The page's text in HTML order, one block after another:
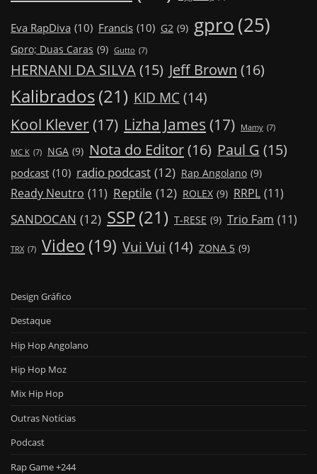
Eva RapDiva (10) Francis (10) G2 (9) gpro(25)
Gpro; Duas Caras (9) Gutto (7)
HERNANI DA SILVA(15) Jeff Brown (16)
Kalibrados(21) KID MC (14)
Kool Klever (17) Lizha James (17) Mamy (7)
MC K (7) NGA (9) Nota do Editor(16) Paul G (15)
podcast (10) radio podcast (12) Rap Angolano (9)
Ready Neutro (11) Reptile (12) ROLEX (9) RRPL (11)
SANDOCAN (12) SSP(21) T-RESE (9) Trio Fam (11)
TRX (7) Video (19) Vui Vui (14) ZONA 5 (9)
Design Gráfico
Destaque
Hip Hop Angolano
Hip Hop Moz
Mix Hip Hop
Outras Notícias
Podcast
Rap Game +244